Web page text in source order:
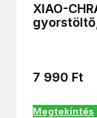
XIAO-
7 990 Ft
Megtekintés